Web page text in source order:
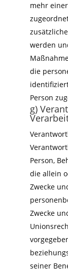
mehr
werden
die
Person
g)
Person,
die allein
Zwecke
Zwecke
seiner